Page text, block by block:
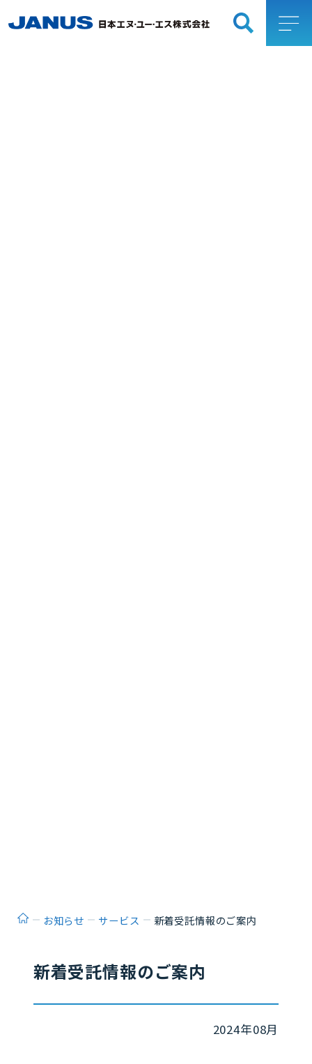
ホームお知らせ サービス 新着受託情報のご案内
新着受託情報のご案内
2024年08月